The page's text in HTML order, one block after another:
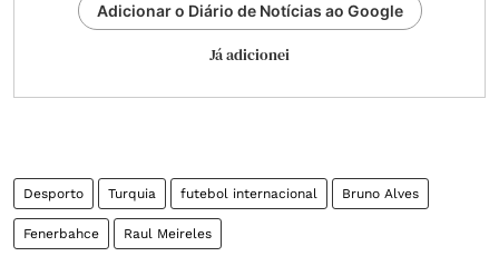
Adicionar o Diário de Notícias ao Google
Já adicionei
Desporto Turquia futebol internacional Bruno Alves
Fenerbahce Raul Meireles